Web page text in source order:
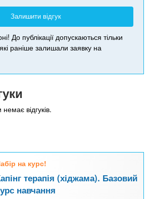
Залишити відгук
До публікації допускаються тільки
раніше залишали заявку на
відгуків.
на курс!
терапія (хіджама). Базовий
навчання